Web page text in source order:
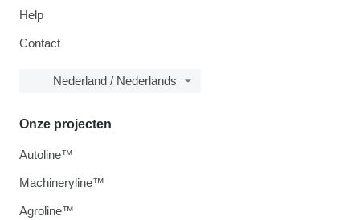
Help
Contact
Nederland / Nederlands
Onze projecten
Autoline™
Machineryline™
Agroline™